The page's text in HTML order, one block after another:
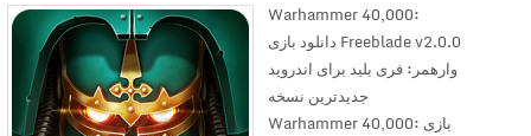
Warhammer 40,000:
Freeblade v2.0.0 دانلود بازی
وارهمر: فری بلید برای اندروید
جدیدترین نسخه
بازی Warhammer 40,000: